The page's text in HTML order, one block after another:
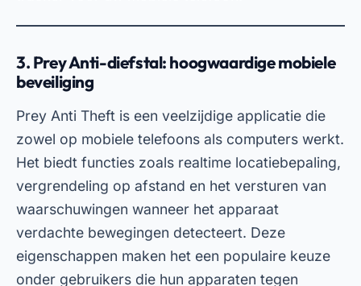
verdachte bewegingen detecteert. Deze
eigenschappen maken het een populaire keuze
onder gebruikers die hun apparaten tegen
Adverteren - SpotAds
Daarnaast is Prey Anti Theft gratis te
downloaden in de PlayStore. Voor sommige
geavanceerde functies is echter een betaald
abonnement vereist. Toch is de gratis versie al
voldoende om een goede veiligheid te
garanderen. Als u op zoek bent naar een app